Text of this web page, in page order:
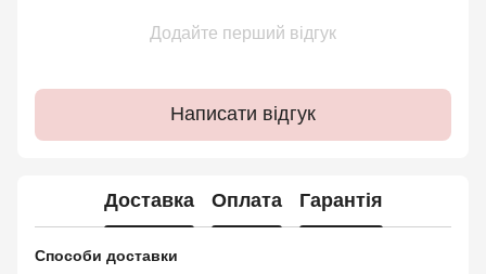
Додайте перший відгук
Написати відгук
Доставка Оплата Гарантія
Способи доставки